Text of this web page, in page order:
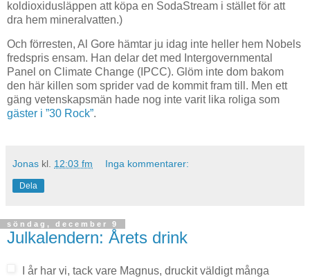
koldioxidusläppen att köpa en SodaStream i stället för att
dra hem mineralvatten.)
Och förresten, Al Gore hämtar ju idag inte heller hem Nobels
fredspris ensam. Han delar det med Intergovernmental
Panel on Climate Change (IPCC). Glöm inte dom bakom
den här killen som sprider vad de kommit fram till. Men ett
gäng vetenskapsmän hade nog inte varit lika roliga som
gäster i ”30 Rock”.
Jonas kl. 12:03 fm Inga kommentarer:
Dela
söndag, december 9
Julkalendern: Årets drink
I år har vi, tack vare Magnus, druckit väldigt många